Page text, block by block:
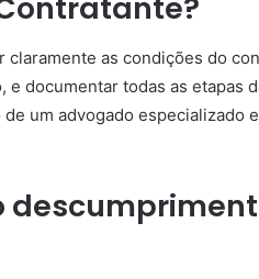
as condições do
e documentar todas as etapas
um advogado especializado